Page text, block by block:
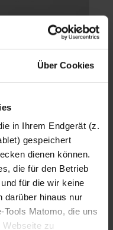
Über Cookies
in Ihrem Endgerät (z.
gespeichert
dienen können.
die für den Betrieb
für die wir keine
darüber hinaus nur
Matomo, die uns
zu
Lorenz